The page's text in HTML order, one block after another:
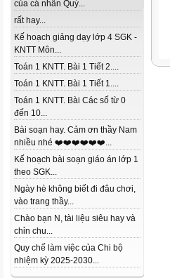
của cá nhân Quý...
rất hay...
Kế hoạch giảng dạy lớp 4 SGK -
KNTT Môn...
Toán 1 KNTT. Bài 1 Tiết 2....
Toán 1 KNTT. Bài 1 Tiết 1....
Toán 1 KNTT. Bài Các số từ 0
đến 10...
Bài soạn hay. Cảm ơn thầy Nam
nhiều nhé ❤️❤️❤️❤️❤️❤️...
Kế hoạch bài soạn giáo án lớp 1
theo SGK...
Ngày hè không biết đi đâu chơi,
vào trang thầy...
Chào bạn N, tài liệu siêu hay và
chỉn chu...
Quy chế làm việc của Chi bộ
nhiệm kỳ 2025-2030...